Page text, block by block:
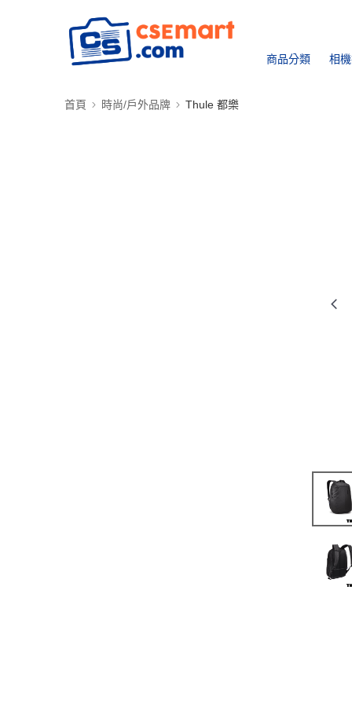
商品分類 相
首頁 時尚/戶外品牌 Thule 都樂